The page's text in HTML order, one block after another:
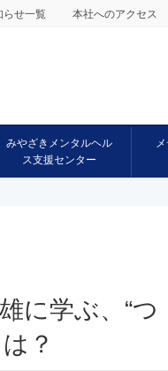
らせ一覧 本社へのアクセス
みやざきメンタルヘル
ス支援センター
に学ぶ、“つ
？